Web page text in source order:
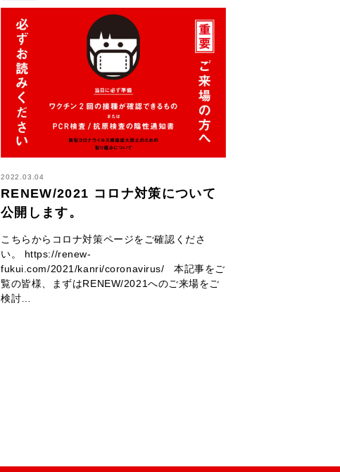
2022.03.04
RENEW/2021 コロナ対策について
公開します。
こちらからコロナ対策ページをご確認くださ
い。 https://renew-
fukui.com/2021/kanri/coronavirus/ 本記事をご
覧の皆様、まずはRENEW/2021へのご来場をご
検討…